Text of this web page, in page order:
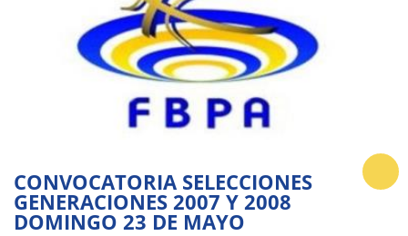
CONVOCATORIA SELECCIONES
GENERACIONES 2007 Y 2008
DOMINGO 23 DE MAYO